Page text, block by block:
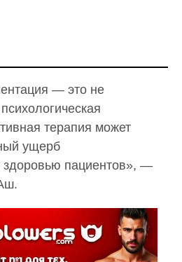
— это не
терапия может
ущерб
здоровью пациентов», —